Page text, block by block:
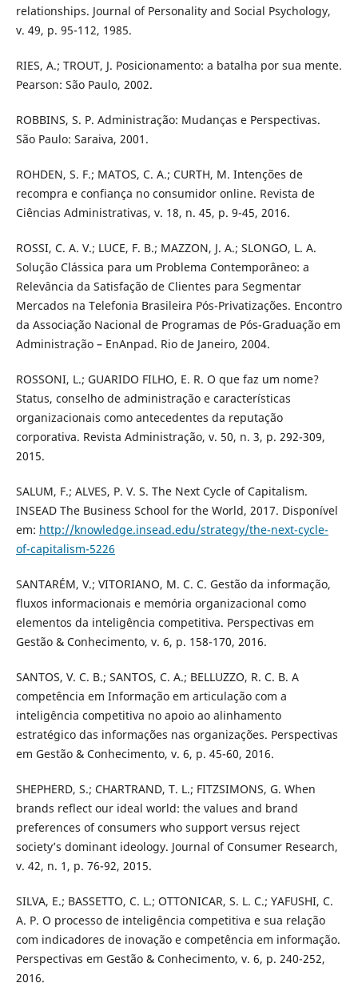
relationships. Journal of Personality and Social Psychology,
v. 49, p. 95-112, 1985.
RIES, A.; TROUT, J. Posicionamento: a batalha por sua mente.
Pearson: São Paulo, 2002.
ROBBINS, S. P. Administração: Mudanças e Perspectivas.
São Paulo: Saraiva, 2001.
ROHDEN, S. F.; MATOS, C. A.; CURTH, M. Intenções de
recompra e confiança no consumidor online. Revista de
Ciências Administrativas, v. 18, n. 45, p. 9-45, 2016.
ROSSI, C. A. V.; LUCE, F. B.; MAZZON, J. A.; SLONGO, L. A.
Solução Clássica para um Problema Contemporâneo: a
Relevância da Satisfação de Clientes para Segmentar
Mercados na Telefonia Brasileira Pós-Privatizações. Encontro
da Associação Nacional de Programas de Pós-Graduação em
Administração – EnAnpad. Rio de Janeiro, 2004.
ROSSONI, L.; GUARIDO FILHO, E. R. O que faz um nome?
Status, conselho de administração e características
organizacionais como antecedentes da reputação
corporativa. Revista Administração, v. 50, n. 3, p. 292-309,
2015.
SALUM, F.; ALVES, P. V. S. The Next Cycle of Capitalism.
INSEAD The Business School for the World, 2017. Disponível
em: http://knowledge.insead.edu/strategy/the-next-cycle-
of-capitalism-5226
SANTARÉM, V.; VITORIANO, M. C. C. Gestão da informação,
fluxos informacionais e memória organizacional como
elementos da inteligência competitiva. Perspectivas em
Gestão & Conhecimento, v. 6, p. 158-170, 2016.
SANTOS, V. C. B.; SANTOS, C. A.; BELLUZZO, R. C. B. A
competência em Informação em articulação com a
inteligência competitiva no apoio ao alinhamento
estratégico das informações nas organizações. Perspectivas
em Gestão & Conhecimento, v. 6, p. 45-60, 2016.
SHEPHERD, S.; CHARTRAND, T. L.; FITZSIMONS, G. When
brands reflect our ideal world: the values and brand
preferences of consumers who support versus reject
society’s dominant ideology. Journal of Consumer Research,
v. 42, n. 1, p. 76-92, 2015.
SILVA, E.; BASSETTO, C. L.; OTTONICAR, S. L. C.; YAFUSHI, C.
A. P. O processo de inteligência competitiva e sua relação
com indicadores de inovação e competência em informação.
Perspectivas em Gestão & Conhecimento, v. 6, p. 240-252,
2016.